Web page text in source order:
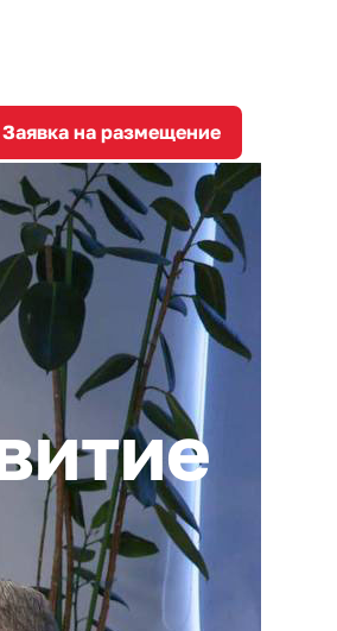
Заявка на размещение